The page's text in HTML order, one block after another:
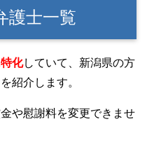
護士一覧
化していて、新潟県の方
紹介します。
や慰謝料を変更できませ